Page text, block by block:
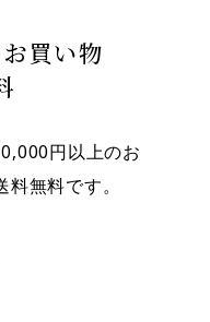
買い物
円以上のお
無料です。